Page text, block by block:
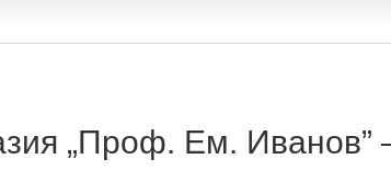
„Проф. Ем. Иванов”